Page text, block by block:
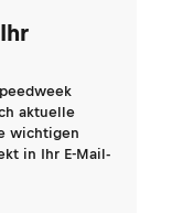
aktuelle
wichtigen
in Ihr E-Mail-